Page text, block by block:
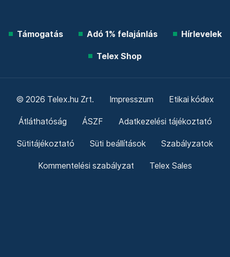
Támogatás Adó 1% felajánlás Hírlevelek
Telex Shop
© 2026 Telex.hu Zrt. Impresszum Etikai kódex
Átláthatóság ÁSZF Adatkezelési tájékoztató
Sütitájékoztató Süti beállítások Szabályzatok
Kommentelési szabályzat Telex Sales